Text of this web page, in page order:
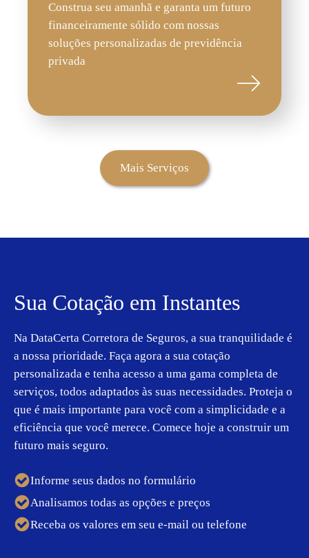
Construa seu amanhã e garanta um futuro
financeiramente sólido com nossas
soluções personalizadas de previdência
privada
Mais Serviços
Sua Cotação em Instantes
Na DataCerta Corretora de Seguros, a sua tranquilidade é
a nossa prioridade. Faça agora a sua cotação
personalizada e tenha acesso a uma gama completa de
serviços, todos adaptados às suas necessidades. Proteja o
que é mais importante para você com a simplicidade e a
eficiência que você merece. Comece hoje a construir um
futuro mais seguro.
Informe seus dados no formulário
Analisamos todas as opções e preços
Receba os valores em seu e-mail ou telefone